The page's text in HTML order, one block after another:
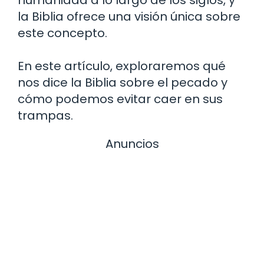
la Biblia ofrece una visión única sobre
este concepto.
En este artículo, exploraremos qué
nos dice la Biblia sobre el pecado y
cómo podemos evitar caer en sus
trampas.
Anuncios